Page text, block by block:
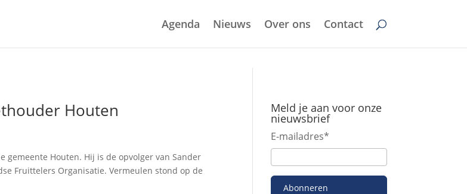
Agenda Nieuws Over ons Contact
Houten
Houten. Hij is de opvolger van Sander
Fruittelers Organisatie. Vermeulen stond op de
Meld je aan voor onze
nieuwsbrief
E-mailadres*
Abonneren